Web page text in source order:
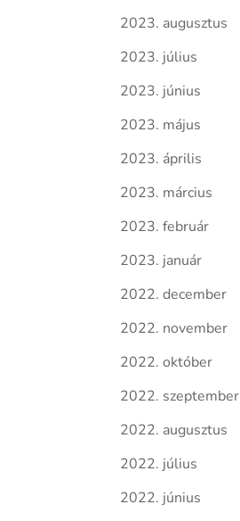
2023. augusztus
2023. július
2023. június
2023. május
2023. április
2023. március
2023. február
2023. január
2022. december
2022. november
2022. október
2022. szeptember
2022. augusztus
2022. július
2022. június